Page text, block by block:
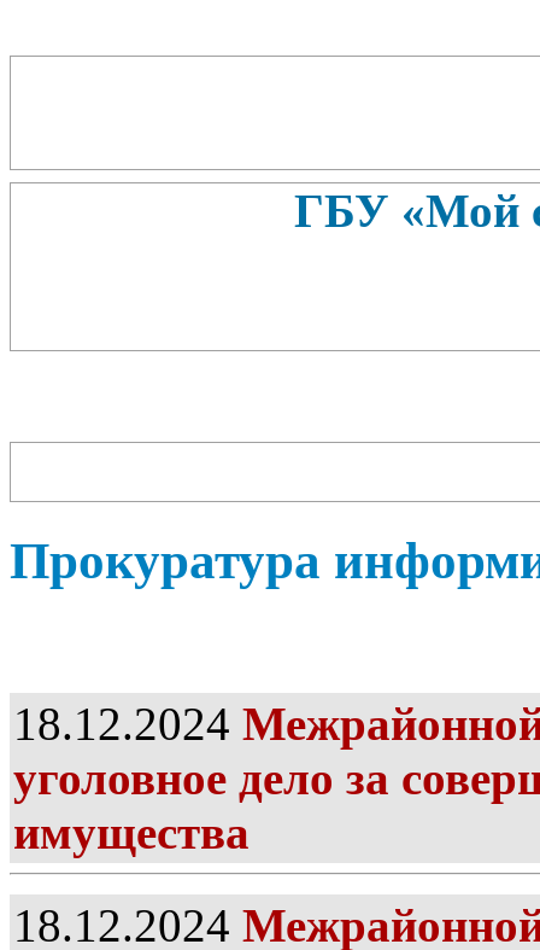
ГБУ «Мой
Прокуратура
18.12.2024 Межрайонной
уголовное дело за
имущества
18.12.2024 Межрайонной